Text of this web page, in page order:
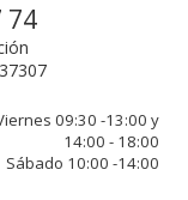
74
09:30 -13:00 y
14:00 - 18:00
Sábado 10:00 -14:00